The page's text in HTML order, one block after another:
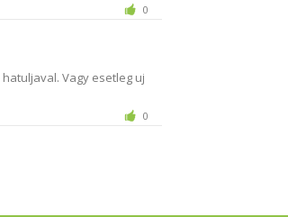
0
Vagy esetleg uj
0